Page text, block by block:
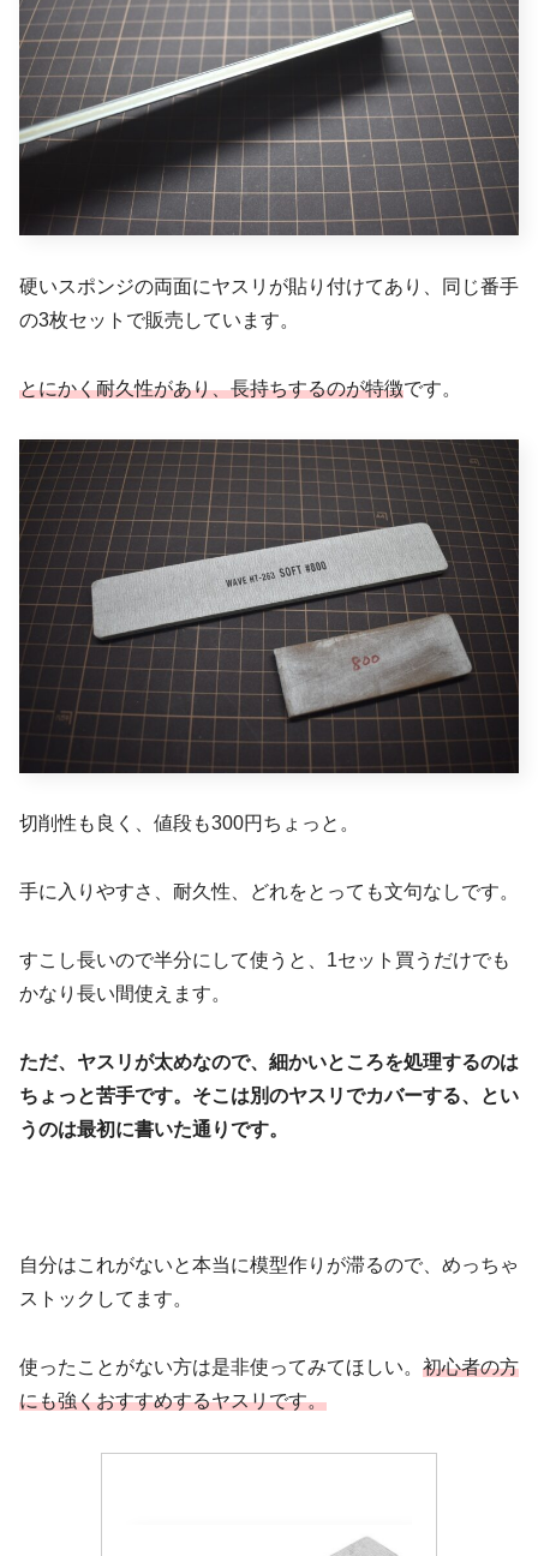
硬いスポンジの両面にヤスリが貼り付けてあり、同じ番手
の3枚セットで販売しています。
とにかく耐久性があり、長持ちするのが特徴です。
切削性も良く、値段も300円ちょっと。
手に入りやすさ、耐久性、どれをとっても文句なしです。
すこし長いので半分にして使うと、1セット買うだけでも
かなり長い間使えます。
ただ、ヤスリが太めなので、細かいところを処理するのは
ちょっと苦手です。そこは別のヤスリでカバーする、とい
うのは最初に書いた通りです。
自分はこれがないと本当に模型作りが滞るので、めっちゃ
ストックしてます。
使ったことがない方は是非使ってみてほしい。 初心者の方
にも強くおすすめするヤスリです。